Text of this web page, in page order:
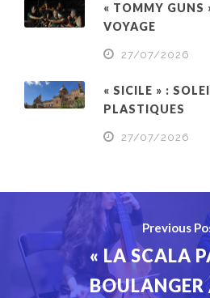
« TOMMY GUNS
VOYAGE
27/07/2026
« SICILE » :
PLASTIQUES
27/07/2026
Previous
« LA SCALA